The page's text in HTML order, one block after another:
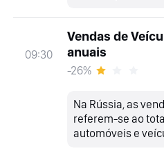
09:30
Vendas de
anuais
-26%
Na Rússia, as
referem-se ao
automóveis e